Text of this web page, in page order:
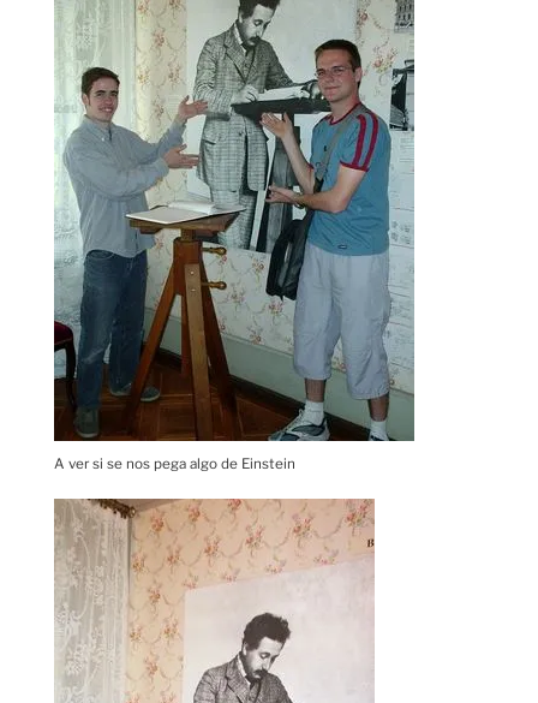
A ver si se nos pega algo de Einstein